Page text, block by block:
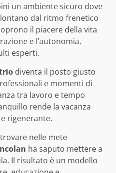
un ambiente sicuro dove
dal ritmo frenetico
il piacere della vita
e l’autonomia,
esperti.
diventa il posto giusto
e momenti di
tra lavoro e tempo
rende la vacanza
rigenerante.
nelle mete
ha saputo mettere a
Il risultato è un modello